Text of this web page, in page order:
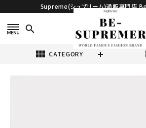
Supreme(シュプリーム)通販専門店
search
view_module CATEGORY